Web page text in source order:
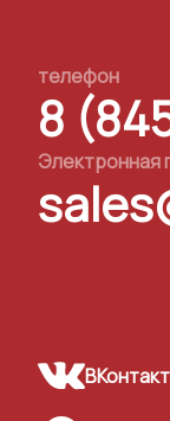
телефон
8
Электронная